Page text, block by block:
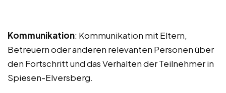
Kommunikation: Kommunikation mit Eltern,
Betreuern oder anderen relevanten Personen über
den Fortschritt und das Verhalten der Teilnehmer in
Spiesen-Elversberg.